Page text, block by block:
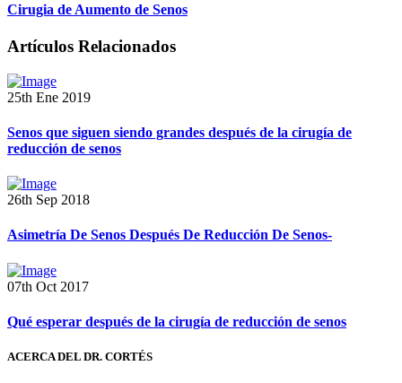
Cirugia de Aumento de Senos
Artículos Relacionados
25th Ene 2019
Senos que siguen siendo grandes después de la cirugía de
reducción de senos
26th Sep 2018
Asimetría De Senos Después De Reducción De Senos-
07th Oct 2017
Qué esperar después de la cirugía de reducción de senos
ACERCA DEL DR. CORTÉS